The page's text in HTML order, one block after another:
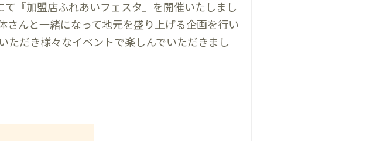
『加盟店ふれあいフェスタ』を開催いたしまし
んと一緒になって地元を盛り上げる企画を行い
ただき様々なイベントで楽しんでいただきまし